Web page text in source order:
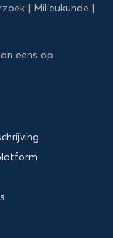
Milieukunde
eens op